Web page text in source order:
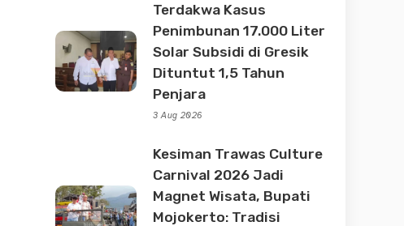
Terdakwa Kasus
Penimbunan 17.000 Liter
Solar Subsidi di Gresik
Dituntut 1,5 Tahun
Penjara
3 Aug 2026
Kesiman Trawas Culture
Carnival 2026 Jadi
Magnet Wisata, Bupati
Mojokerto: Tradisi